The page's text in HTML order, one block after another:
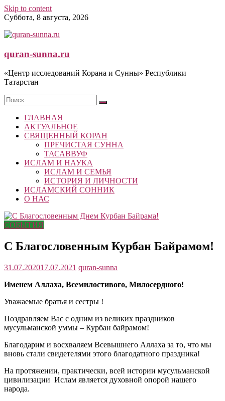
Skip to content
Суббота, 8 августа, 2026
quran-sunna.ru
«Центр исследований Корана и Сунны» Республики
Татарстан
ГЛАВНАЯ
АКТУАЛЬНОЕ
СВЯЩЕННЫЙ КОРАН
ПРЕЧИСТАЯ СУННА
ТАСАВВУФ
ИСЛАМ И НАУКА
ИСЛАМ И СЕМЬЯ
ИСТОРИЯ И ЛИЧНОСТИ
ИСЛАМСКИЙ СОННИК
О НАС
СОБЫТИЯ
С Благословенным Курбан Байрамом!
31.07.202017.07.2021 quran-sunna
Именем Аллаха, Всемилостивого, Милосердного!
Уважаемые братья и сестры !
Поздравляем Вас с одним из великих праздников
мусульманской уммы – Курбан байрамом!
Благодарим и восхваляем Всевышнего Аллаха за то, что мы
вновь стали свидетелями этого благодатного праздника!
На протяжении, практически, всей истории мусульманской
цивилизации Ислам является духовной опорой нашего
народа.